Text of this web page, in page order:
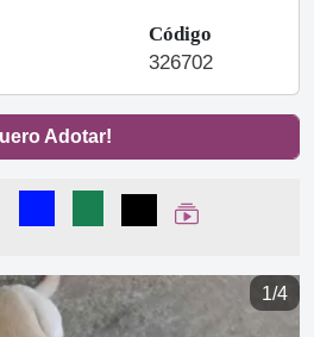
Código
326702
Adotar!
Compartilhar no Facebook
Compartilhar no
Compartilhar
Ver Web Story
1/4